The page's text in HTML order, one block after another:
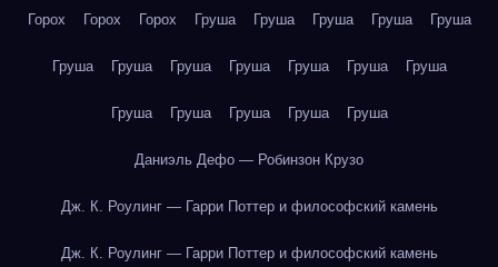
Горох Горох Горох Груша Груша Груша Груша Груша
Груша Груша Груша Груша Груша Груша Груша
Груша Груша Груша Груша Груша
Даниэль Дефо — Робинзон Крузо
Дж. К. Роулинг — Гарри Поттер и философский камень
Дж. К. Роулинг — Гарри Поттер и философский камень